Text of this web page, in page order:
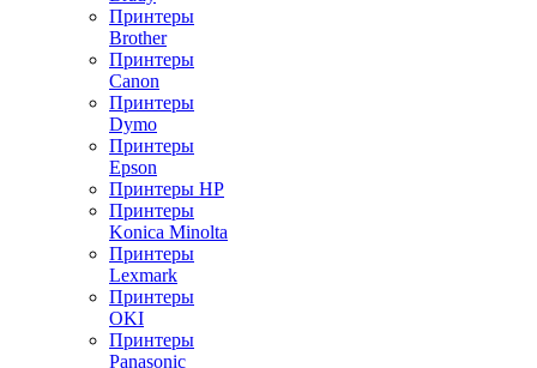
Принтеры
Brother
Принтеры
Canon
Принтеры
Dymo
Принтеры
Epson
Принтеры HP
Принтеры
Konica Minolta
Принтеры
Lexmark
Принтеры
OKI
Принтеры
Panasonic